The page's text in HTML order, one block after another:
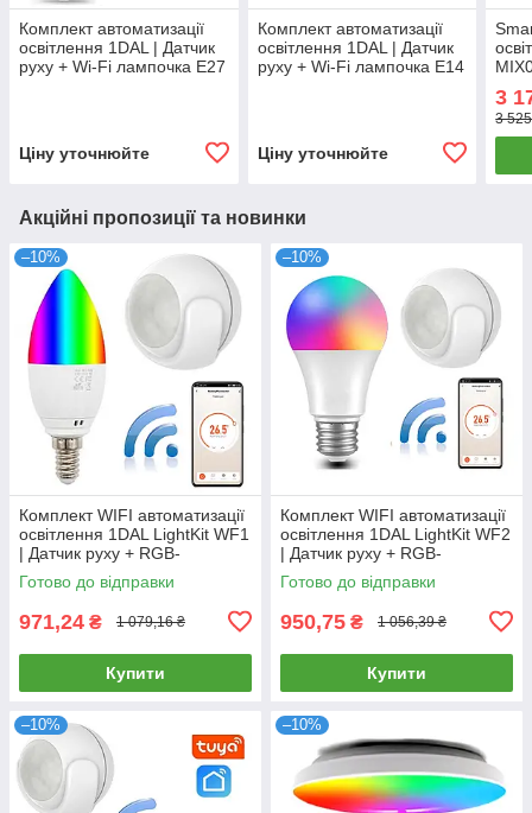
Комплект автоматизації
освітлення 1DAL | Датчик
руху + Wi-Fi лампочка E27
Ціну уточнюйте
Комплект автоматизації
освітлення 1DAL | Датчик
руху + Wi-Fi лампочка E14
Ціну уточнюйте
3
3
Акційні пропозиції та новинки
–10%
Комплект WIFI автоматизації
освітлення 1DAL LightKit WF1
| Датчик руху + RGB-
лампочка | APP "Tuya Smart"
Готово до відправки
971,24 ₴ 1 079,16 ₴
Купити
–10%
Комплект WIFI автоматизації
освітлення 1DAL LightKit WF2
| Датчик руху + RGB-
лампочка E27 | APP "Tuya"
Готово до відправки
950,75 ₴ 1 056,39 ₴
Купити
–10% –10%